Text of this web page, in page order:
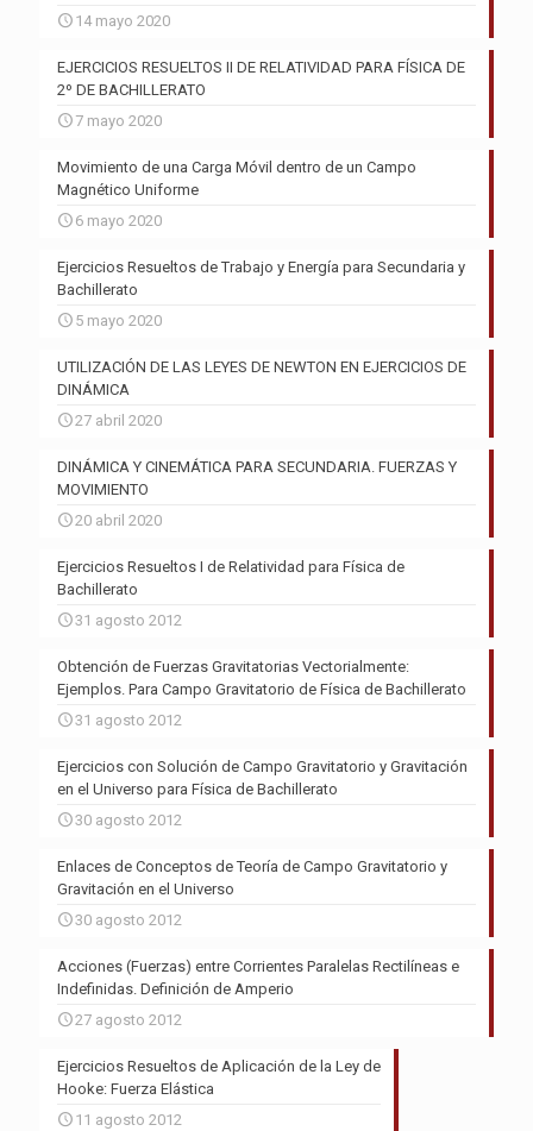
14 mayo 2020
EJERCICIOS RESUELTOS II DE RELATIVIDAD PARA FÍSICA DE
2º DE BACHILLERATO
7 mayo 2020
Movimiento de una Carga Móvil dentro de un Campo
Magnético Uniforme
6 mayo 2020
Ejercicios Resueltos de Trabajo y Energía para Secundaria y
Bachillerato
5 mayo 2020
UTILIZACIÓN DE LAS LEYES DE NEWTON EN EJERCICIOS DE
DINÁMICA
27 abril 2020
DINÁMICA Y CINEMÁTICA PARA SECUNDARIA. FUERZAS Y
MOVIMIENTO
20 abril 2020
Ejercicios Resueltos I de Relatividad para Física de
Bachillerato
31 agosto 2012
Obtención de Fuerzas Gravitatorias Vectorialmente:
Ejemplos. Para Campo Gravitatorio de Física de Bachillerato
31 agosto 2012
Ejercicios con Solución de Campo Gravitatorio y Gravitación
en el Universo para Física de Bachillerato
30 agosto 2012
Enlaces de Conceptos de Teoría de Campo Gravitatorio y
Gravitación en el Universo
30 agosto 2012
Acciones (Fuerzas) entre Corrientes Paralelas Rectilíneas e
Indefinidas. Definición de Amperio
27 agosto 2012
Ejercicios Resueltos de Aplicación de la Ley de
Hooke: Fuerza Elástica
11 agosto 2012